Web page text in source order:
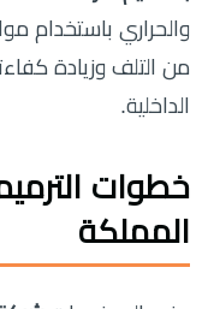
والحراري باستخدام
من التلف وزيادة
الداخلية.
خطوات
المملكة